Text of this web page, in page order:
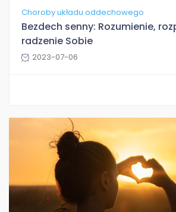
Choroby układu oddechowego
Bezdech senny: Rozumienie,
radzenie Sobie
2023-07-06